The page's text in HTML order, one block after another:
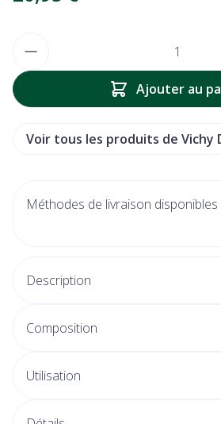
Ajouter au
Voir tous les produits de Vichy
Méthodes de livraison disponibles
Description
Composition
Utilisation